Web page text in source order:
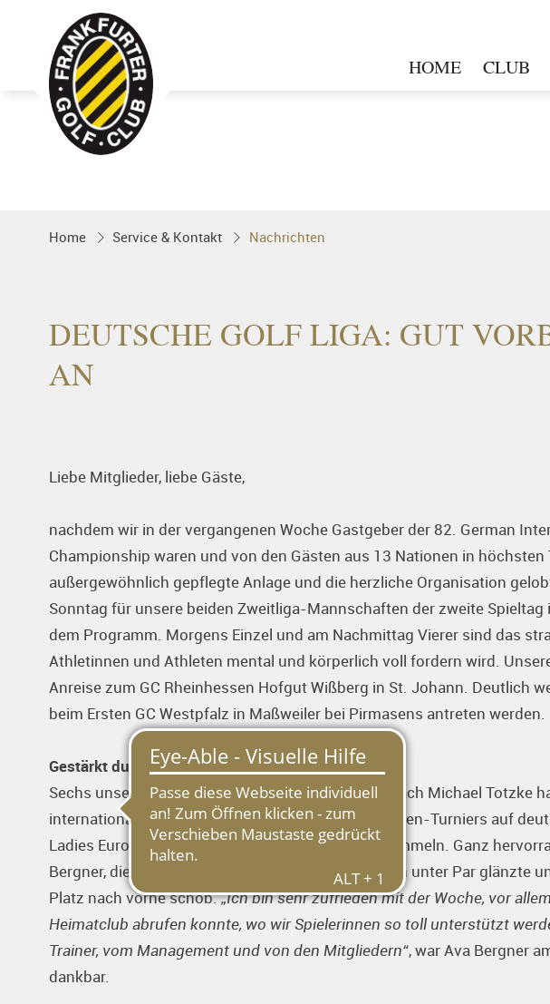
HOME CLUB
Golfgenuss und Spitzensport mitten in
FRANKFURT
Home Service & Kontakt Nachrichten
DEUTSCHE GOLF LIGA: GUT
AN
Liebe Mitglieder, liebe Gäste,
nachdem wir in der vergangenen Woche Gastgeber der 82. German
Championship waren und von den Gästen aus 13 Nationen in höchsten
außergewöhnlich gepflegte Anlage und die herzliche Organisation
Sonntag für unsere beiden Zweitliga-Mannschaften der zweite Spieltag
dem Programm. Morgens Einzel und am Nachmittag Vierer sind das
Athletinnen und Athleten mental und körperlich voll fordern wird.
Anreise zum GC Rheinhessen Hofgut Wißberg in St. Johann. Deutlich
beim Ersten GC Westpfalz in Maßweiler bei Pirmasens antreten werden.
Gestärkt durch die „German International“
Sechs unserer Spielerinnen aus dem Kader von Coach Michael Totzke
international stark besetzten Feld des größten Damen-Turniers auf
Ladies European Tour wertvolle Erfahrungen zu sammeln. Ganz
Bergner, die in der zweiten Turnierhälfte mit Runden unter Par glänzte
Platz nach vorne schob.„Ich bin sehr zufrieden mit der Woche, vor
Heimatclub abrufen konnte, wo wir Spielerinnen so toll unterstützt
Trainer, vom Management und von den Mitgliedern“, war Ava Bergner
dankbar.